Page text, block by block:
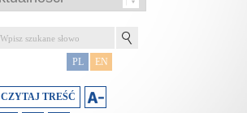
PL EN
CZYTAJ TREŚĆ